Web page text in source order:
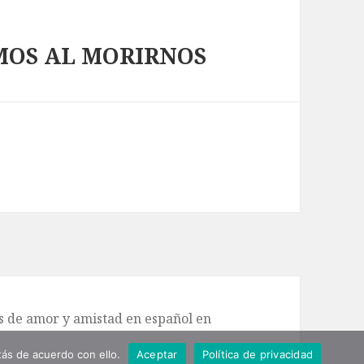
AL MORIRNOS
de amor y amistad en español en
de acuerdo con ello. Aceptar Política de privacidad